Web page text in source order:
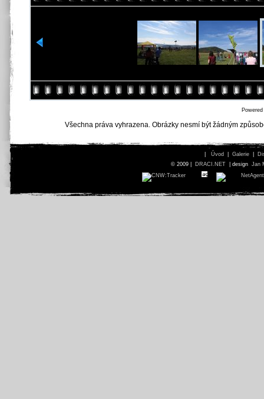
Všechna práva vyhrazena. Obrázky nesmí být žádným
Úvod Galerie
© 2009 |
DRACI.NET | design Jan